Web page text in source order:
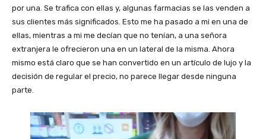
por una. Se trafica con ellas y, algunas farmacias se las venden a
sus clientes más significados. Esto me ha pasado a mi en una de
ellas, mientras a mi me decían que no tenían, a una señora
extranjera le ofrecieron una en un lateral de la misma. Ahora
mismo está claro que se han convertido en un artículo de lujo y la
decisión de regular el precio, no parece llegar desde ninguna
parte.